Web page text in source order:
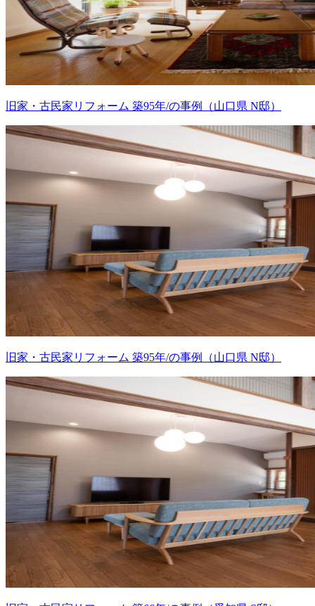
旧家・古民家リフォーム 築95年/の事例（山口県 N邸）
旧家・古民家リフォーム 築95年/の事例（山口県 N邸）